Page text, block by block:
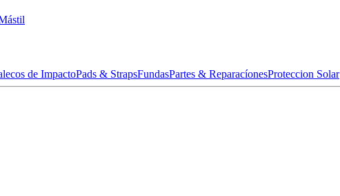
de ImpactoPads & StrapsFundasPartes & ReparacíonesProteccion Solar